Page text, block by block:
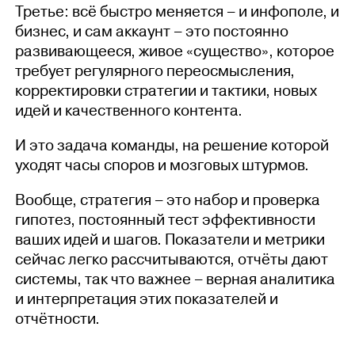
Третье: всё быстро меняется – и инфополе, и
бизнес, и сам аккаунт – это постоянно
развивающееся, живое «существо», которое
требует регулярного переосмысления,
корректировки стратегии и тактики, новых
идей и качественного контента.
И это задача команды, на решение которой
уходят часы споров и мозговых штурмов.
Вообще, стратегия – это набор и проверка
гипотез, постоянный тест эффективности
ваших идей и шагов. Показатели и метрики
сейчас легко рассчитываются, отчёты дают
системы, так что важнее – верная аналитика
и интерпретация этих показателей и
отчётности.